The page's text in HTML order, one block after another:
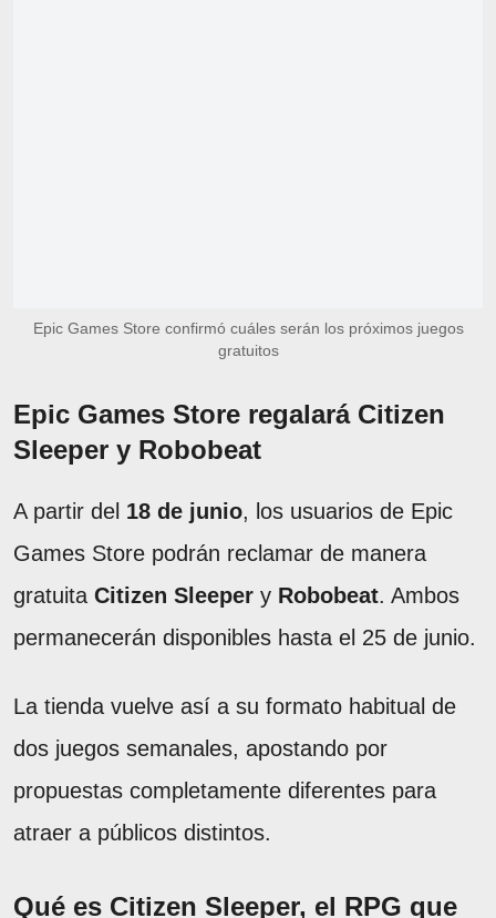
Epic Games Store confirmó cuáles serán los próximos juegos
gratuitos
Epic Games Store regalará Citizen
Sleeper y Robobeat
A partir del 18 de junio, los usuarios de Epic
Games Store podrán reclamar de manera
gratuita Citizen Sleeper y Robobeat. Ambos
permanecerán disponibles hasta el 25 de junio.
La tienda vuelve así a su formato habitual de
dos juegos semanales, apostando por
propuestas completamente diferentes para
atraer a públicos distintos.
Qué es Citizen Sleeper, el RPG que